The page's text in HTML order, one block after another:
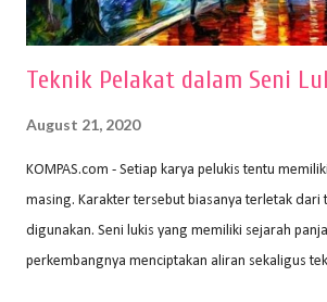
Teknik Pelakat dalam Seni
August 21, 2020
KOMPAS.com - Setiap karya pelukis tentu
masing. Karakter tersebut biasanya terletak dari
digunakan. Seni lukis yang memiliki sejarah
perkembangnya menciptakan aliran sekaligus